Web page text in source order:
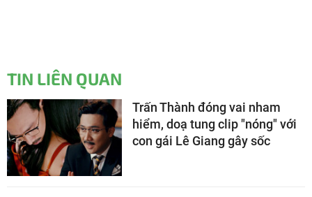
TIN LIÊN QUAN
Trấn Thành đóng vai nham
hiểm, doạ tung clip "nóng" với
con gái Lê Giang gây sốc